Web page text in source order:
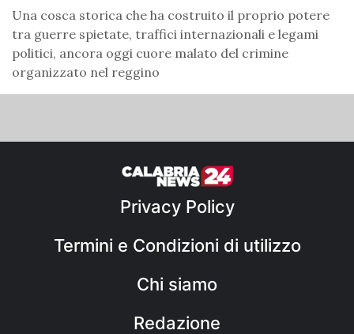
Una cosca storica che ha costruito il proprio potere
tra guerre spietate, traffici internazionali e legami
politici, ancora oggi cuore malato del crimine
organizzato nel reggino
Privacy Policy
Termini e Condizioni di utilizzo
Chi siamo
Redazione